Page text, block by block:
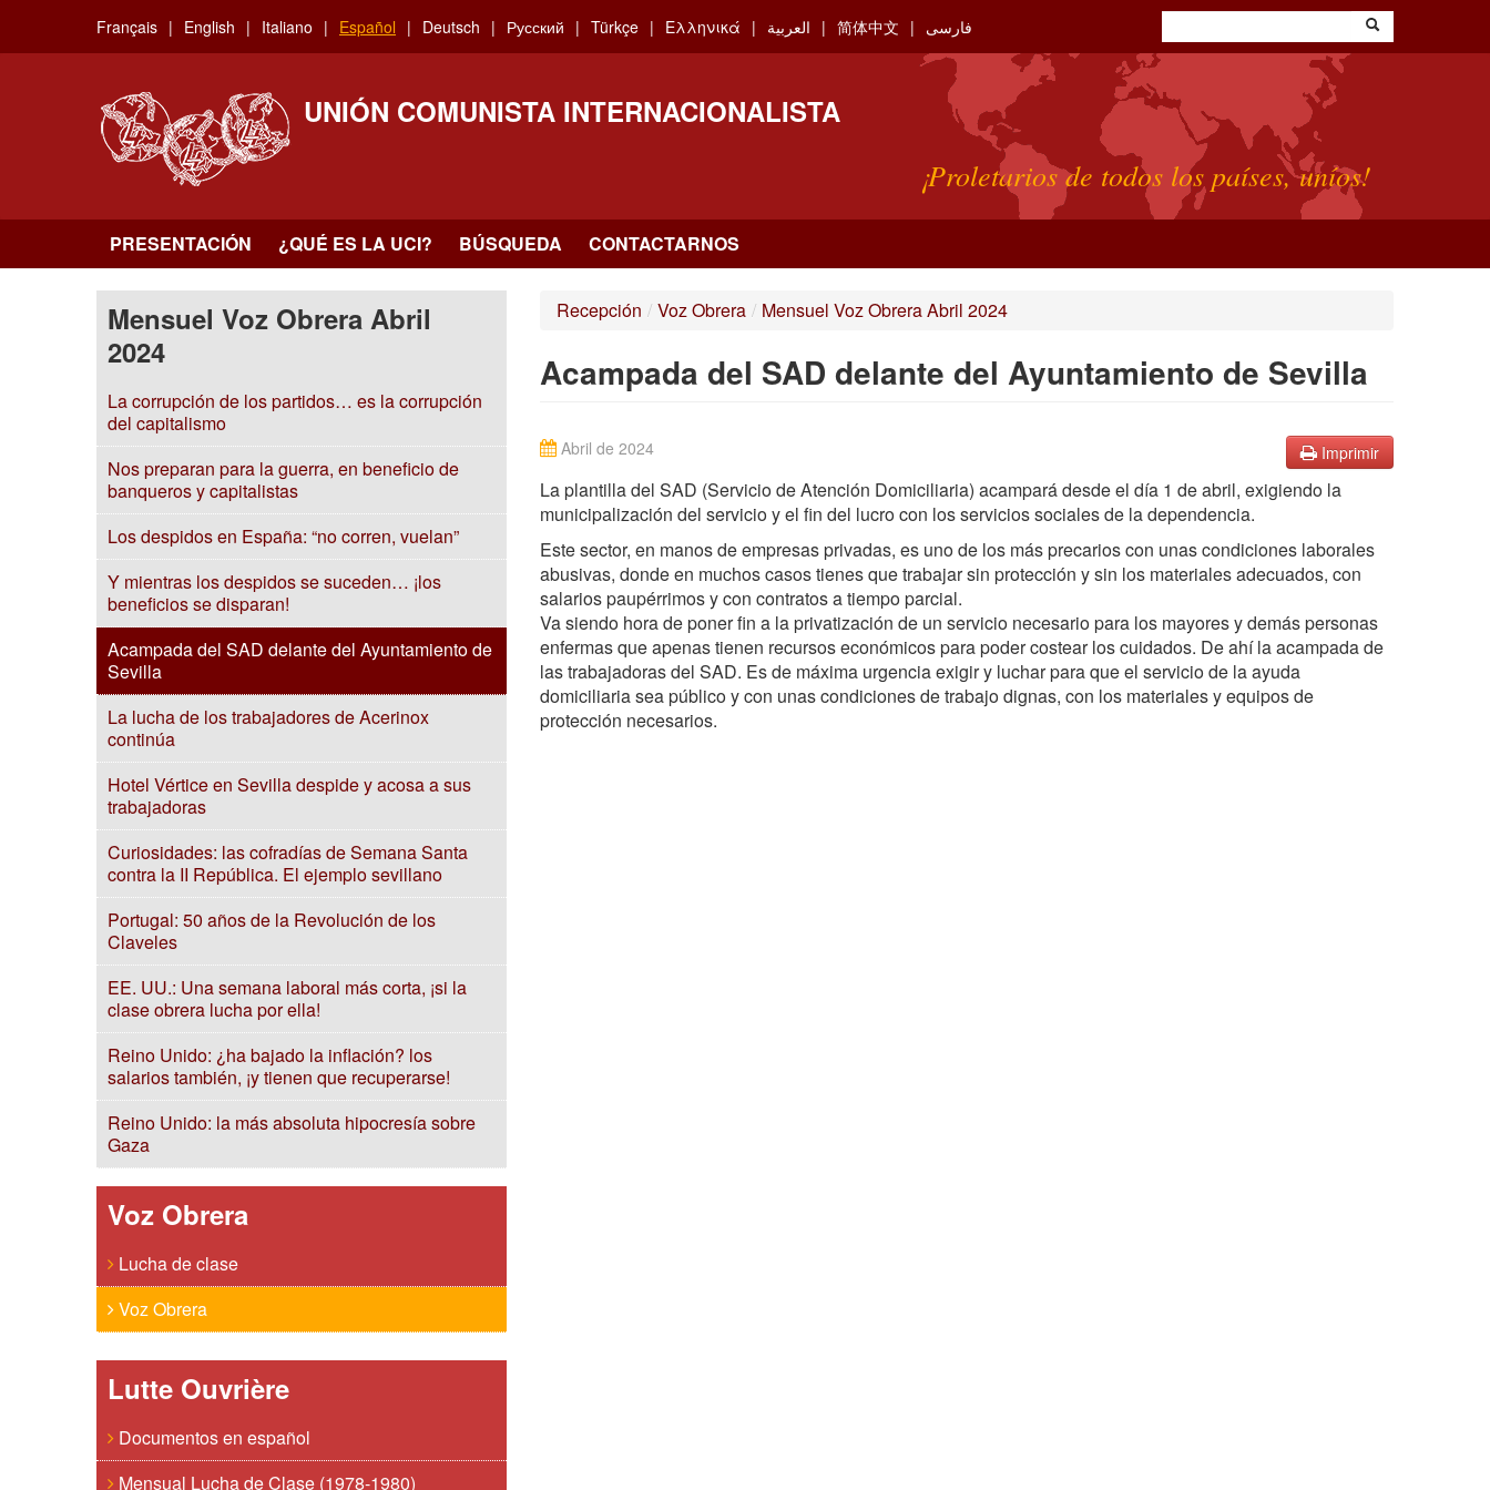
main
Français English Italiano Español Deutsch Русский Türkçe Ελληνικά العربية 简体中文 فارسی
UNIÓN COMUNISTA INTERNACIONALISTA
¡Proletarios de todos los países, uníos!
PRESENTACIÓN ¿QUÉ ES LA UCI? BÚSQUEDA CONTACTARNOS
Mensuel Voz Obrera Abril
2024
La corrupción de los partidos… es la corrupción
del capitalismo
Nos preparan para la guerra, en beneficio de
banqueros y capitalistas
Los despidos en España: “no corren, vuelan”
Y mientras los despidos se suceden… ¡los
beneficios se disparan!
Acampada del SAD delante del Ayuntamiento de
Sevilla
La lucha de los trabajadores de Acerinox
continúa
Hotel Vértice en Sevilla despide y acosa a sus
trabajadoras
Curiosidades: las cofradías de Semana Santa
contra la II República. El ejemplo sevillano
Portugal: 50 años de la Revolución de los
Claveles
EE. UU.: Una semana laboral más corta, ¡si la
clase obrera lucha por ella!
Reino Unido: ¿ha bajado la inflación? los
salarios también, ¡y tienen que recuperarse!
Reino Unido: la más absoluta hipocresía sobre
Gaza
Voz Obrera
Lucha de clase
Voz Obrera
Lutte Ouvrière
Documentos en español
Mensual Lucha de Clase (1978-1980)
Recepción / Voz Obrera / Mensuel Voz Obrera Abril 2024
Acampada del SAD delante del Ayuntamiento de Sevilla
Imprimir
Abril de 2024
La plantilla del SAD (Servicio de Atención Domiciliaria) acampará desde el día 1 de abril, exigiendo la
municipalización del servicio y el fin del lucro con los servicios sociales de la dependencia.
Este sector, en manos de empresas privadas, es uno de los más precarios con unas condiciones laborales
abusivas, donde en muchos casos tienes que trabajar sin protección y sin los materiales adecuados, con
salarios paupérrimos y con contratos a tiempo parcial.
Va siendo hora de poner fin a la privatización de un servicio necesario para los mayores y demás personas
enfermas que apenas tienen recursos económicos para poder costear los cuidados. De ahí la acampada de
las trabajadoras del SAD. Es de máxima urgencia exigir y luchar para que el servicio de la ayuda
domiciliaria sea público y con unas condiciones de trabajo dignas, con los materiales y equipos de
protección necesarios.